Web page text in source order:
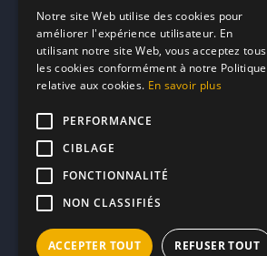
MP2
Contacts
marketing@reserverunbar.fr
11 rue Maurice Grandcoing
94200 Ivry-sur-Seine
Mentions légales CGU
Notre site Web utilise des cookies pour
améliorer l'expérience utilisateur. En
utilisant notre site Web, vous acceptez tous
les cookies conformément à notre Politique
relative aux cookies. En savoir plus
PERFORMANCE
CIBLAGE
FONCTIONNALITÉ
NON CLASSIFIÉS
ACCEPTER TOUT REFUSER TOUT